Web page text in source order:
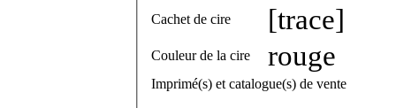
Cachet de cire [trace]
Couleur de la cire rouge
Imprimé(s) et catalogue(s) de vente